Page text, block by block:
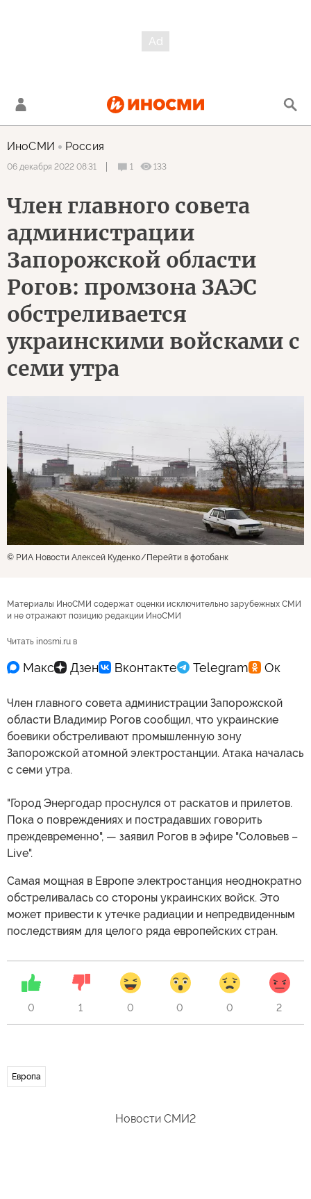
ИноСМИ Россия
06 декабря 2022 08:31 1 133
Член главного совета
администрации
Запорожской области
Рогов: промзона ЗАЭС
обстреливается
украинскими войсками с
семи утра
© РИА Новости Алексей Куденко Перейти в фотобанк
Материалы ИноСМИ содержат оценки исключительно зарубежных СМИ
и не отражают позицию редакции ИноСМИ
Читать inosmi.ru в
Член главного совета администрации Запорожской
области Владимир Рогов сообщил, что украинские
боевики обстреливают промышленную зону
Запорожской атомной электростанции. Атака началась
с семи утра.
"Город Энергодар проснулся от раскатов и прилетов.
Пока о повреждениях и пострадавших говорить
преждевременно", — заявил Рогов в эфире "Соловьев –
Live".
Самая мощная в Европе электростанция неоднократно
обстреливалась со стороны украинских войск. Это
может привести к утечке радиации и непредвиденным
последствиям для целого ряда европейских стран.
0 1 0 0 0 2
Европа
Новости СМИ2